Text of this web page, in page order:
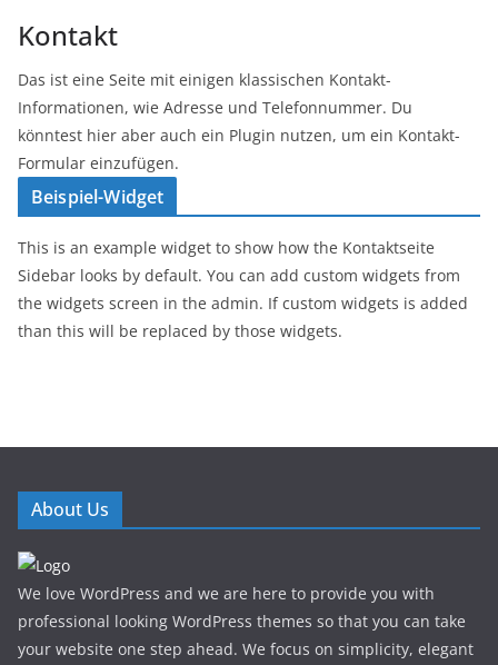
Kontakt
Das ist eine Seite mit einigen klassischen Kontakt-
Informationen, wie Adresse und Telefonnummer. Du
könntest hier aber auch ein Plugin nutzen, um ein Kontakt-
Formular einzufügen.
Beispiel-Widget
This is an example widget to show how the Kontaktseite
Sidebar looks by default. You can add custom widgets from
the widgets screen in the admin. If custom widgets is added
than this will be replaced by those widgets.
About Us
We love WordPress and we are here to provide you with
professional looking WordPress themes so that you can take
your website one step ahead. We focus on simplicity, elegant